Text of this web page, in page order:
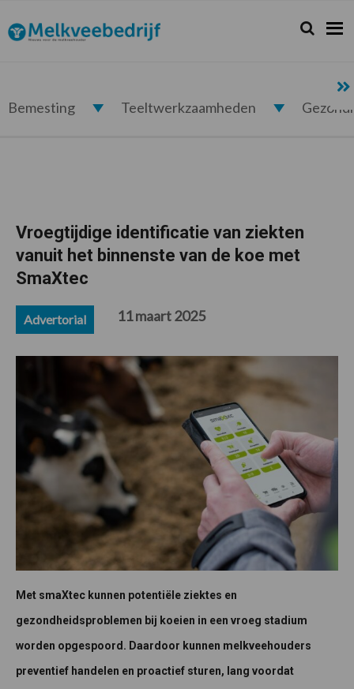
de
hoofdnavigatie
de
hoofd
de
eerste
de
voettekst
Melkveebedrijf.nl Zoeken...
Zoek
Bemesting Teeltwerkzaamheden
Vroegtijdige identificatie van ziekten
vanuit het binnenste van de koe met
SmaXtec
Advertorial 11 maart 2025
Met smaXtec kunnen potentiële ziektes en
gezondheidsproblemen bij koeien in een vroeg stadium
worden opgespoord. Daardoor kunnen melkveehouders
preventief handelen en proactief sturen, lang voordat